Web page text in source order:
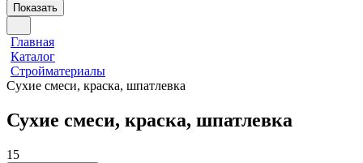
Показать
Главная
Каталог
Стройматериалы
Сухие смеси, краска, шпатлевка
Сухие смеси, краска, шпатлевка
15